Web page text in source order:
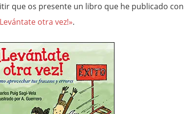
que os presente un libro que he publicado con
otra vez!».